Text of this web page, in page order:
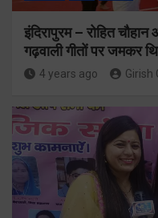
इंदिरापुरम – रोहित
गढ़वाली गीतों पर जमकर
4 years ago Girish